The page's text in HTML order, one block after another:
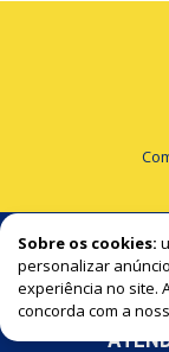
Sobre os cookies:
personalizar
experiência no site.
concorda com a
©
2019 /